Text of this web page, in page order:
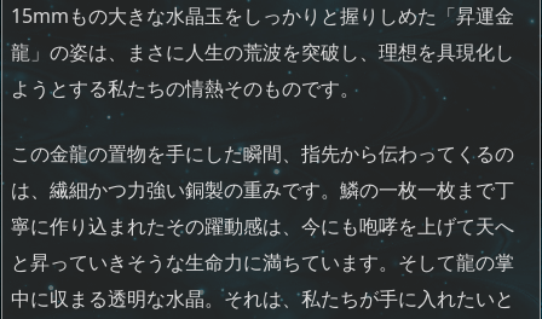
15mmもの大きな水晶玉をしっかりと握りしめた「昇運金
龍」の姿は、まさに人生の荒波を突破し、理想を具現化し
ようとする私たちの情熱そのものです。
この金龍の置物を手にした瞬間、指先から伝わってくるの
は、繊細かつ力強い銅製の重みです。鱗の一枚一枚まで丁
寧に作り込まれたその躍動感は、今にも咆哮を上げて天へ
と昇っていきそうな生命力に満ちています。そして龍の掌
中に収まる透明な水晶。それは、私たちが手に入れたいと